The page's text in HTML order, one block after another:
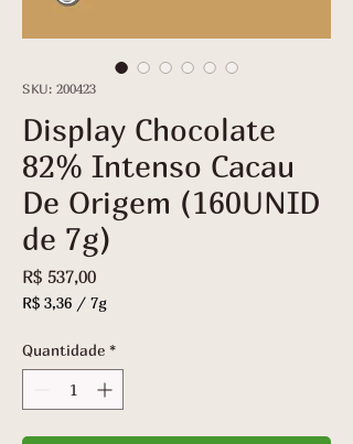
SKU: 200423
Display Chocolate
82% Intenso Cacau
De Origem (160UNID
de 7g)
R$ 537,00Preço
R$ 3,36 / 7g
por
7
gramas
Quantidade *